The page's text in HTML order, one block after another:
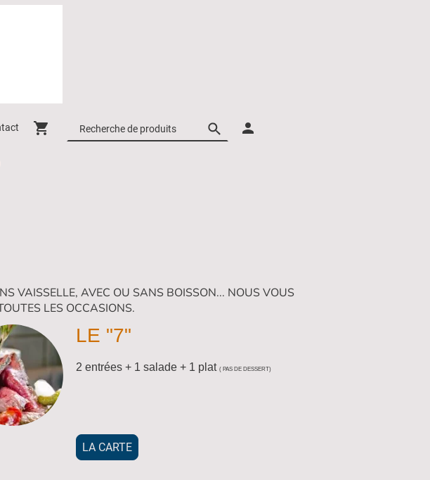
VAISSELLE, AVEC OU SANS BOISSON... NOUS VOUS
LES OCCASIONS.
LE "7"
2 entrées + 1 salade + 1 plat ( PAS DE DESSERT)
LA CARTE